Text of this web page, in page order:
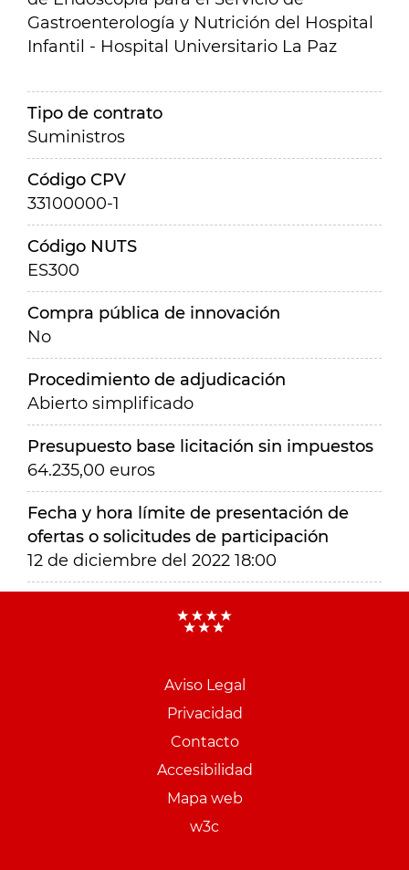
Gastroenterología y Nutrición del Hospital
Infantil - Hospital Universitario La Paz
Tipo de contrato
Suministros
Código CPV
33100000-1
Código NUTS
ES300
Compra pública de innovación
No
Procedimiento de adjudicación
Abierto simplificado
Presupuesto base licitación sin impuestos
64.235,00 euros
Fecha y hora límite de presentación de
ofertas o solicitudes de participación
12 de diciembre del 2022 18:00
Aviso Legal
Privacidad
Contacto
Accesibilidad
Mapa web
w3c